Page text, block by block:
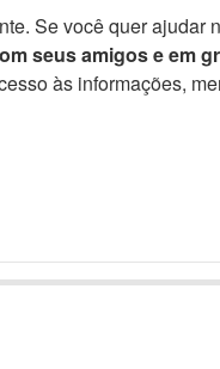
Se você quer ajudar
seus amigos e em
às informações,